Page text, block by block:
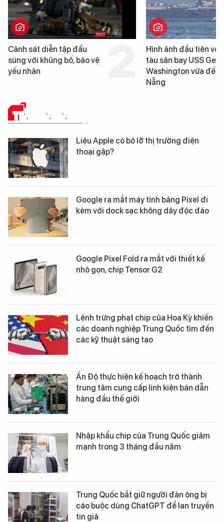
Cảnh sát diễn tập đấu
súng với khủng bố, bảo vệ
yếu nhân
Hình ảnh đầu tiên về
tàu sân bay USS
Washington vừa đến
Nẵng
TIN CÔNG NGHỆ
Liệu Apple có bỏ lỡ thị trường điện
thoại gập?
Google ra mắt máy tính bảng Pixel đi
kèm với dock sạc không dây độc đáo
Google Pixel Fold ra mắt với thiết kế
nhỏ gọn, chip Tensor G2
Lệnh trừng phạt chip của Hoa Kỳ khiến
các doanh nghiệp Trung Quốc tìm đến
các kỹ thuật sáng tạo
Ấn Độ thực hiện kế hoạch trở thành
trung tâm cung cấp linh kiện bán dẫn
hàng đầu thế giới
Nhập khẩu chip của Trung Quốc giảm
mạnh trong 3 tháng đầu năm
Trung Quốc bắt giữ người đàn ông bị
cáo buộc dùng ChatGPT để lan truyền
tin giả